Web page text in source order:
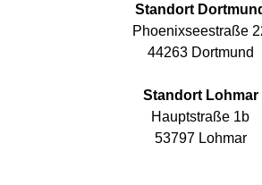
Standort
Phoenixseestraße
44263 Dortmund
Standort Lohmar
Hauptstraße 1b
53797 Lohmar